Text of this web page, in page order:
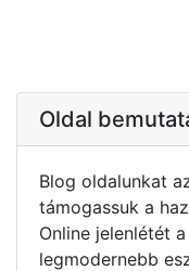
Oldal
Blog oldalunkat
támogassuk a
Online jelenlétét
legmodernebb